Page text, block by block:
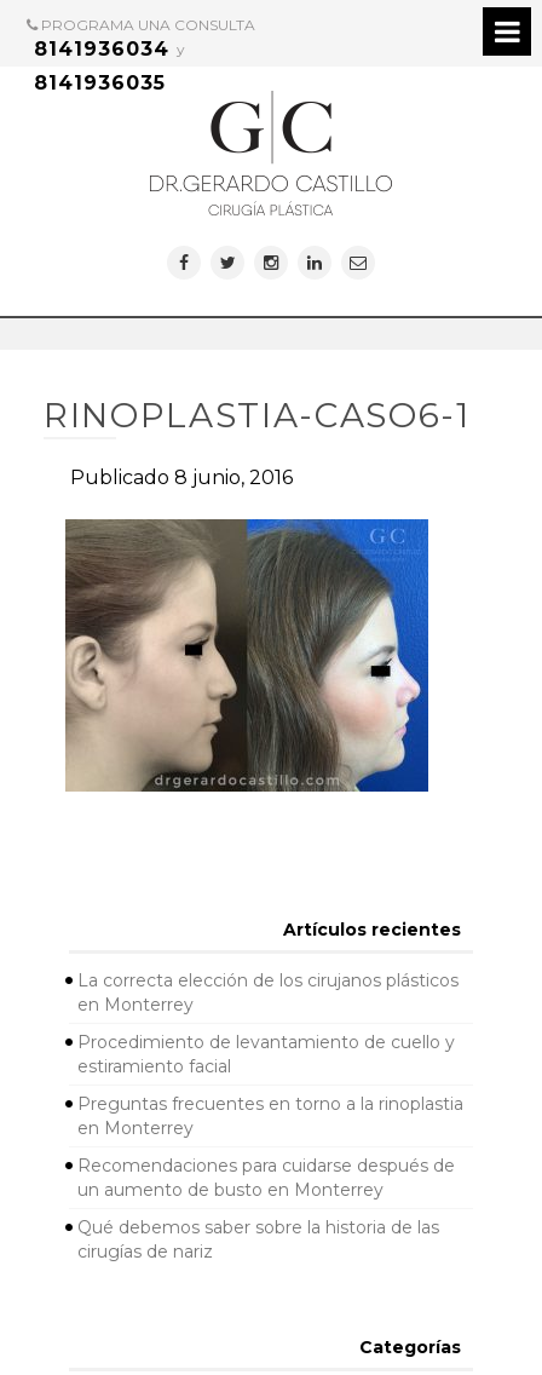
PROGRAMA UNA CONSULTA
8141936034 y
8141936035
RINOPLASTIA-CASO6-1
Publicado 8 junio, 2016
Artículos recientes
La correcta elección de los cirujanos plásticos
en Monterrey
Procedimiento de levantamiento de cuello y
estiramiento facial
Preguntas frecuentes en torno a la rinoplastia
en Monterrey
Recomendaciones para cuidarse después de
un aumento de busto en Monterrey
Qué debemos saber sobre la historia de las
cirugías de nariz
Categorías